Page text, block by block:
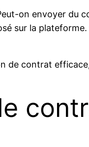
on envoyer du
sur la
de contrat